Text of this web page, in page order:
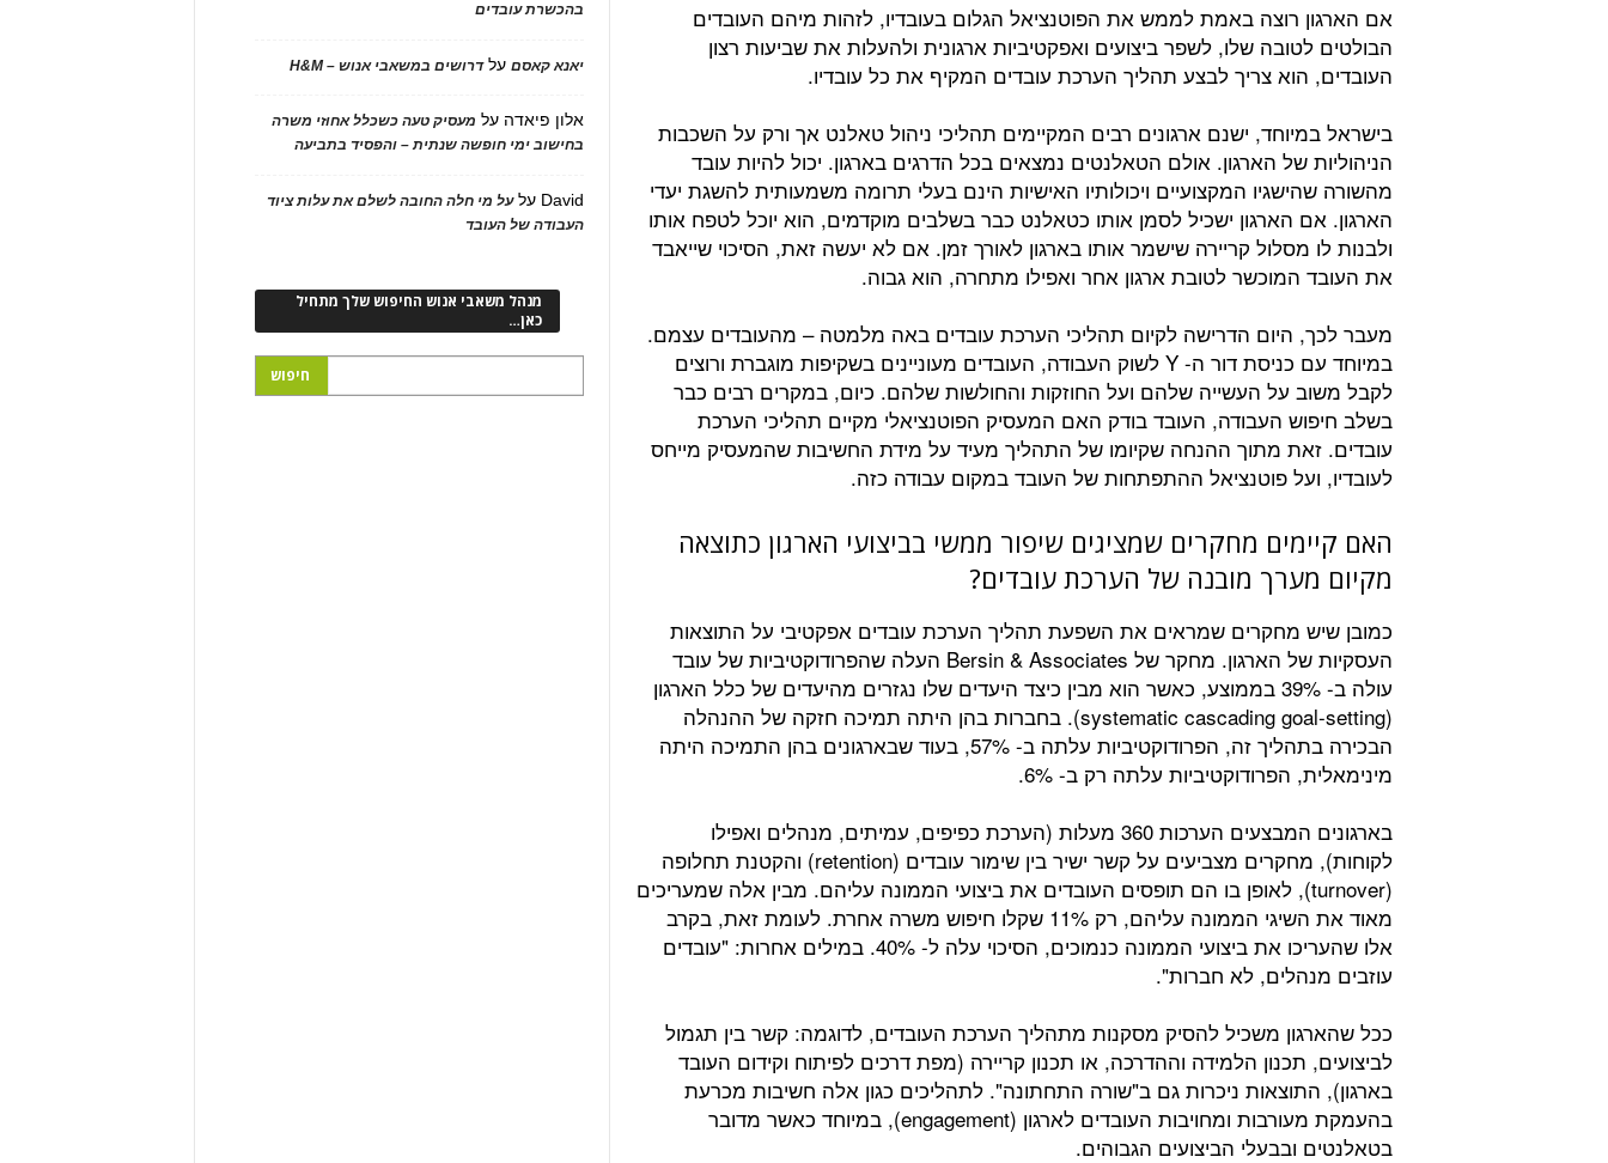
אם הארגון רוצה באמת לממש את הפוטנציאל הגלום בעובדיו, לזהות מיהם העובדים
הבולטים לטובה שלו, לשפר ביצועים ואפקטיביות ארגונית ולהעלות את שביעות רצון
העובדים, הוא צריך לבצע תהליך הערכת עובדים המקיף את כל עובדיו.
בישראל במיוחד, ישנם ארגונים רבים המקיימים תהליכי ניהול טאלנט אך ורק על השכבות
הניהוליות של הארגון. אולם הטאלנטים נמצאים בכל הדרגים בארגון. יכול להיות עובד
מהשורה שהישגיו המקצועיים ויכולותיו האישיות הינם בעלי תרומה משמעותית להשגת יעדי
הארגון. אם הארגון ישכיל לסמן אותו כטאלנט כבר בשלבים מוקדמים, הוא יוכל לטפח אותו
ולבנות לו מסלול קריירה שישמר אותו בארגון לאורך זמן. אם לא יעשה זאת, הסיכוי שייאבד
את העובד המוכשר לטובת ארגון אחר ואפילו מתחרה, הוא גבוה.
מעבר לכך, היום הדרישה לקיום תהליכי הערכת עובדים באה מלמטה – מהעובדים עצמם.
במיוחד עם כניסת דור ה- Y לשוק העבודה, העובדים מעוניינים בשקיפות מוגברת ורוצים
לקבל משוב על העשייה שלהם ועל החוזקות והחולשות שלהם. כיום, במקרים רבים כבר
בשלב חיפוש העבודה, העובד בודק האם המעסיק הפוטנציאלי מקיים תהליכי הערכת
עובדים. זאת מתוך ההנחה שקיומו של התהליך מעיד על מידת החשיבות שהמעסיק מייחס
לעובדיו, ועל פוטנציאל ההתפתחות של העובד במקום עבודה כזה.
האם קיימים מחקרים שמציגים שיפור ממשי בביצועי הארגון כתוצאה
מקיום מערך מובנה של הערכת עובדים?
כמובן שיש מחקרים שמראים את השפעת תהליך הערכת עובדים אפקטיבי על התוצאות
העסקיות של הארגון. מחקר של Bersin & Associates העלה שהפרודוקטיביות של עובד
עולה ב- 39% בממוצע, כאשר הוא מבין כיצד היעדים שלו נגזרים מהיעדים של כלל הארגון
(systematic cascading goal-setting). בחברות בהן היתה תמיכה חזקה של ההנהלה
הבכירה בתהליך זה, הפרודוקטיביות עלתה ב- 57%, בעוד שבארגונים בהן התמיכה היתה
מינימאלית, הפרודוקטיביות עלתה רק ב- 6%.
בארגונים המבצעים הערכות 360 מעלות (הערכת כפיפים, עמיתים, מנהלים ואפילו
לקוחות), מחקרים מצביעים על קשר ישיר בין שימור עובדים (retention) והקטנת תחלופה
(turnover), לאופן בו הם תופסים העובדים את ביצועי הממונה עליהם. מבין אלה שמעריכים
מאוד את השיגי הממונה עליהם, רק 11% שקלו חיפוש משרה אחרת. לעומת זאת, בקרב
אלו שהעריכו את ביצועי הממונה כנמוכים, הסיכוי עלה ל- 40%. במילים אחרות: "עובדים
עוזבים מנהלים, לא חברות".
ככל שהארגון משכיל להסיק מסקנות מתהליך הערכת העובדים, לדוגמה: קשר בין תגמול
לביצועים, תכנון הלמידה וההדרכה, או תכנון קריירה (מפת דרכים לפיתוח וקידום העובד
בארגון), התוצאות ניכרות גם ב"שורה התחתונה". לתהליכים כגון אלה חשיבות מכרעת
בהעמקת מעורבות ומחויבות העובדים לארגון (engagement), במיוחד כאשר מדובר
בטאלנטים ובבעלי הביצועים הגבוהים.
בהכשרת עובדים
יאנא קאסםעלדרושים במשאבי אנוש – H&M
אלון פיאדה על מעסיק טעה כשכלל אחוזי משרה
בחישוב ימי חופשה שנתית – והפסיד בתביעה
David עלעל מי חלה החובה לשלם את עלות ציוד
העבודה של העובד
מנהל משאבי אנוש החיפוש שלך מתחיל
כאן…